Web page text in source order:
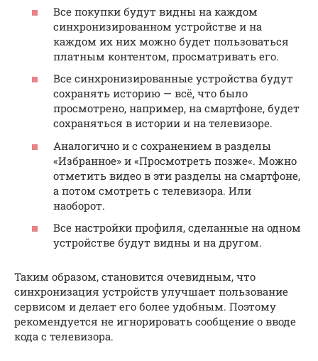
Все покупки будут видны на каждом
синхронизированном устройстве и на
каждом их них можно будет пользоваться
платным контентом, просматривать его.
Все синхронизированные устройства будут
сохранять историю — всё, что было
просмотрено, например, на смартфоне, будет
сохраняться в истории и на телевизоре.
Аналогично и с сохранением в разделы
«Избранное» и «Просмотреть позже«. Можно
отметить видео в эти разделы на смартфоне,
а потом смотреть с телевизора. Или
наоборот.
Все настройки профиля, сделанные на одном
устройстве будут видны и на другом.
Таким образом, становится очевидным, что
синхронизация устройств улучшает пользование
сервисом и делает его более удобным. Поэтому
рекомендуется не игнорировать сообщение о вводе
кода с телевизора.